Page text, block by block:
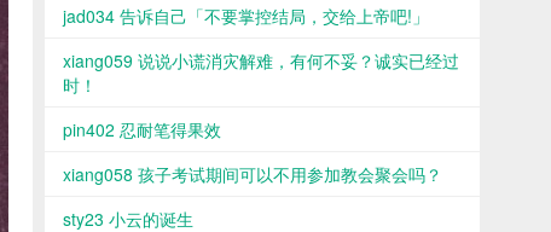
jad034 告诉自己「不要掌控结局，交给上帝吧!」
xiang059 说说小谎消灾解难，有何不妥？诚实已经过
时！
pin402 忍耐笔得果效
xiang058 孩子考试期间可以不用参加教会聚会吗？
sty23 小云的诞生